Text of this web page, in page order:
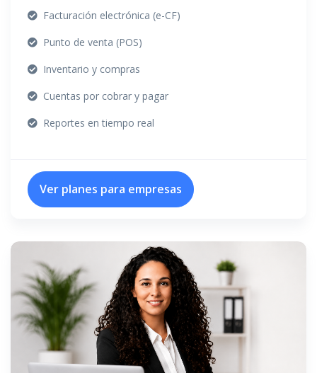
Facturación electrónica (e-CF)
Punto de venta (POS)
Inventario y compras
Cuentas por cobrar y pagar
Reportes en tiempo real
Ver planes para empresas